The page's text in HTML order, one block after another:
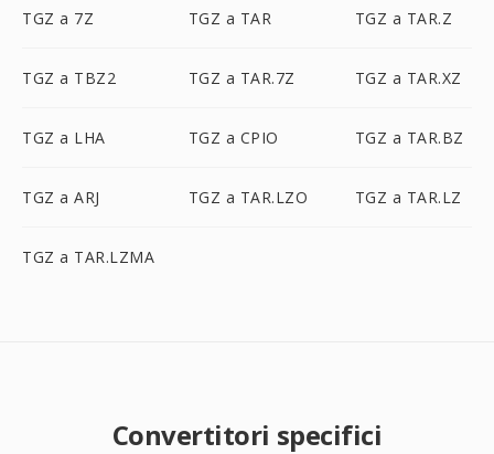
TGZ a 7Z TGZ a TAR TGZ a TAR.Z
TGZ a TBZ2 TGZ a TAR.7Z TGZ a TAR.XZ
TGZ a LHA TGZ a CPIO TGZ a TAR.BZ
TGZ a ARJ TGZ a TAR.LZO TGZ a TAR.LZ
TGZ a TAR.LZMA
Convertitori specifici